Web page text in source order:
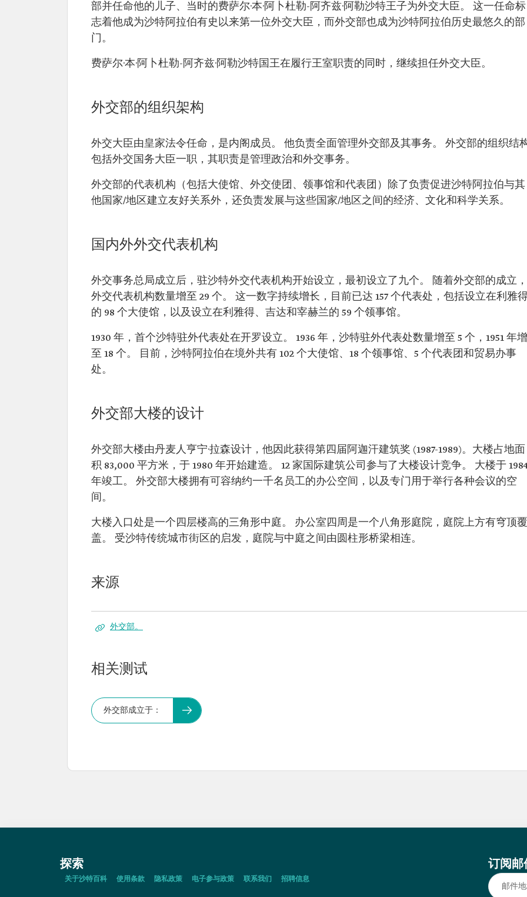
部并任命他的儿子、当时的费萨尔·本·阿卜杜勒-阿齐兹·阿勒沙特王子为外交大臣。 这一任命标
志着他成为沙特阿拉伯有史以来第一位外交大臣，而外交部也成为沙特阿拉伯历史最悠久的部
门。
费萨尔·本·阿卜杜勒-阿齐兹·阿勒沙特国王在履行王室职责的同时，继续担任外交大臣。
外交部的组织架构
外交大臣由皇家法令任命，是内阁成员。 他负责全面管理外交部及其事务。 外交部的组织结
包括外交国务大臣一职，其职责是管理政治和外交事务。
外交部的代表机构（包括大使馆、外交使团、领事馆和代表团）除了负责促进沙特阿拉伯与其
他国家/地区建立友好关系外，还负责发展与这些国家/地区之间的经济、文化和科学关系。
国内外外交代表机构
外交事务总局成立后，驻沙特外交代表机构开始设立，最初设立了九个。 随着外交部的成立，
外交代表机构数量增至 29 个。 这一数字持续增长，目前已达 157 个代表处，包括设立在利雅
的 98 个大使馆，以及设立在利雅得、吉达和宰赫兰的 59 个领事馆。
1930 年，首个沙特驻外代表处在开罗设立。 1936 年，沙特驻外代表处数量增至 5 个，1951 年增
至 18 个。 目前，沙特阿拉伯在境外共有 102 个大使馆、18 个领事馆、5 个代表团和贸易办事
处。
外交部大楼的设计
外交部大楼由丹麦人亨宁·拉森设计，他因此获得第四届阿迦汗建筑奖 (1987-1989)。大楼占地面
积 83,000 平方米，于 1980 年开始建造。 12 家国际建筑公司参与了大楼设计竞争。 大楼于
年竣工。 外交部大楼拥有可容纳约一千名员工的办公空间，以及专门用于举行各种会议的空
间。
大楼入口处是一个四层楼高的三角形中庭。 办公室四周是一个八角形庭院，庭院上方有穹顶覆
盖。 受沙特传统城市街区的启发，庭院与中庭之间由圆柱形桥梁相连。
来源
外交部。
相关测试
外交部成立于：
探索
关于沙特百科 使用条款 隐私政策 电子参与政策 联系我们 招聘信息
订阅邮